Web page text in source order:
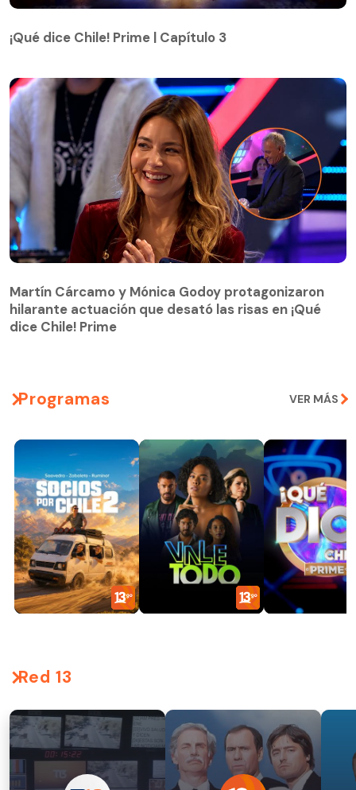
¡Qué dice Chile! Prime | Capítulo 3
hilarante actuación que desató las risas en ¡Qué
dice Chile! Prime
Martín Cárcamo y Mónica Godoy protagonizaron
hilarante actuación que desató las risas en ¡Qué
dice Chile! Prime
Programas VER MÁS
Red 13